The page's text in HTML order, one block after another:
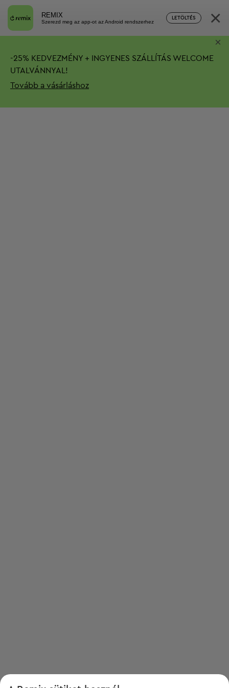
REMIX
Szerezd meg az app-ot az Android rendszerhez
LETÖLTÉS ×
-25% KEDVEZMÉNY + INGYENES SZÁLLÍTÁS WELCOME
UTALVÁNNYAL!
Tovább a vásárláshoz
×